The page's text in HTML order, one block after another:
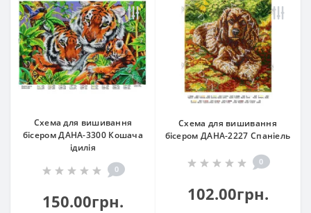
Схема для вишивання
бісером ДАНА-3300 Кошача
ідилія
0
150.00грн.
Схема для вишивання
бісером ДАНА-2227 Спаніель
0
102.00грн.